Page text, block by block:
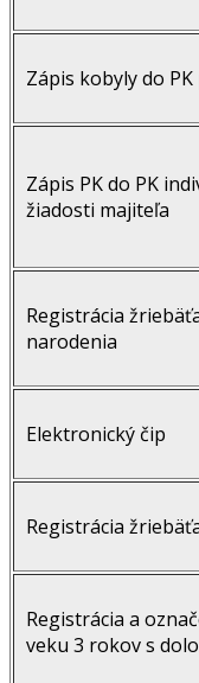
Zápis kobyly do
Zápis PK do PK
žiadosti majiteľa
Registrácia
narodenia
Elektronický čip
Registrácia
Registrácia a
veku 3 rokov s